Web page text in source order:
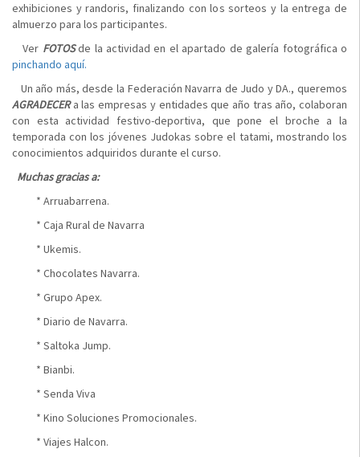
exhibiciones y randoris, finalizando con los sorteos y la entrega de
almuerzo para los participantes.
Ver FOTOSde la actividad en el apartado de galería fotográfica o
pinchando aquí.
Un año más, desde la Federación Navarra de Judo y DA., queremos
AGRADECERa las empresas y entidades que año tras año, colaboran
con esta actividad festivo-deportiva, que pone el broche a la
temporada con los jóvenes Judokas sobre el tatami, mostrando los
conocimientos adquiridos durante el curso.
Muchas gracias a:
* Arruabarrena.
* Caja Rural de Navarra
* Ukemis.
* Chocolates Navarra.
* Grupo Apex.
* Diario de Navarra.
* Saltoka Jump.
* Bianbi.
* Senda Viva
* Kino Soluciones Promocionales.
* Viajes Halcon.